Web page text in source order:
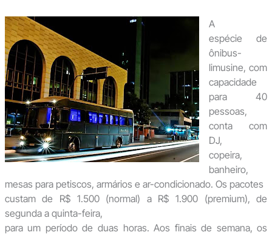
A
espécie de
ônibus-
limusine, com
capacidade
para 40
pessoas,
conta com
DJ,
copeira,
banheiro,
mesas para petiscos, armários e ar-condicionado. Os pacotes
custam de R$ 1.500 (normal) a R$ 1.900 (premium), de
segunda a quinta-feira,
para um período de duas horas. Aos finais de semana, os